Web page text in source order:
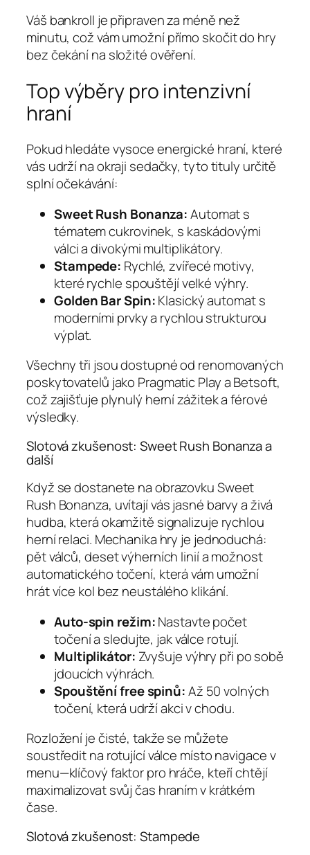
Váš bankroll je připraven za méně než
minutu, což vám umožní přímo skočit do hry
bez čekání na složité ověření.
Top výběry pro intenzivní
hraní
Pokud hledáte vysoce energické hraní, které
vás udrží na okraji sedačky, tyto tituly určitě
splní očekávání:
Sweet Rush Bonanza:Automat s
tématem cukrovinek, s kaskádovými
válci a divokými multiplikátory.
Stampede: Rychlé, zvířecé motivy,
které rychle spouštějí velké výhry.
Golden Bar Spin:Klasický automat s
moderními prvky a rychlou strukturou
výplat.
Všechny tři jsou dostupné od renomovaných
poskytovatelů jako Pragmatic Play a Betsoft,
což zajišťuje plynulý herní zážitek a férové
výsledky.
Slotová zkušenost: Sweet Rush Bonanza a
další
Když se dostanete na obrazovku Sweet
Rush Bonanza, uvítají vás jasné barvy a živá
hudba, která okamžitě signalizuje rychlou
herní relaci. Mechanika hry je jednoduchá:
pět válců, deset výherních linií a možnost
automatického točení, která vám umožní
hrát více kol bez neustálého klikání.
Auto‑spin režim:Nastavte počet
točení a sledujte, jak válce rotují.
Multiplikátor: Zvyšuje výhry při po sobě
jdoucích výhrách.
Spouštění free spinů:Až 50 volných
točení, která udrží akci v chodu.
Rozložení je čisté, takže se můžete
soustředit na rotující válce místo navigace v
menu—klíčový faktor pro hráče, kteří chtějí
maximalizovat svůj čas hraním v krátkém
čase.
Slotová zkušenost: Stampede